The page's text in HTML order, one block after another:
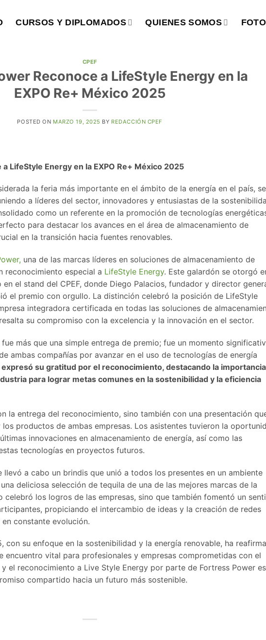
CURSOS Y DIPLOMADOS QUIENES SOMOS
CPEF
Reconoce a LifeStyle Energy en la
EXPO Re+ México 2025
POSTED ON MARZO 19, 2025 BY REDACCIÓN CPEF
LifeStyle Energy en la EXPO Re+ México 2025
la feria más importante en el ámbito de la energía en el país, se
a líderes del sector, innovadores y entusiastas de la
como un referente en la promoción de tecnologías
para destacar los avances en el área de almacenamiento de
en la transición hacia fuentes renovables.
una de las marcas líderes en soluciones de almacenamiento de
reconocimiento especial a LifeStyle Energy. Este galardón se otorgó
el stand del CPEF, donde Diego Palacios, fundador y director
el premio con orgullo. La distinción celebró la posición de LifeStyle
integradora certificada en todas las soluciones de
su compromiso con la excelencia y la innovación en el sector.
más que una simple entrega de premio; fue un momento
ambas compañías por avanzar en el uso de tecnologías de energía
expresó su gratitud por el reconocimiento, destacando la importancia
para lograr metas comunes en la sostenibilidad y la eficiencia
la entrega del reconocimiento, sino también con una presentación
productos de ambas empresas. Los asistentes tuvieron la
innovaciones en almacenamiento de energía, así como las
tecnologías en proyectos futuros.
llevó a cabo un brindis que unió a todos los presentes en un ambiente
deliciosa selección de tequila de una de las mejores marcas de la
celebró los logros de las empresas, sino que también fomentó un
propiciando el intercambio de ideas y la creación de redes
constante evolución.
con su enfoque en la sostenibilidad y la energía renovable, ha
encuentro vital para profesionales y empresas comprometidas con el
el reconocimiento a Live Style Energy por parte de Fortress Power
compartido hacia un futuro más sostenible.